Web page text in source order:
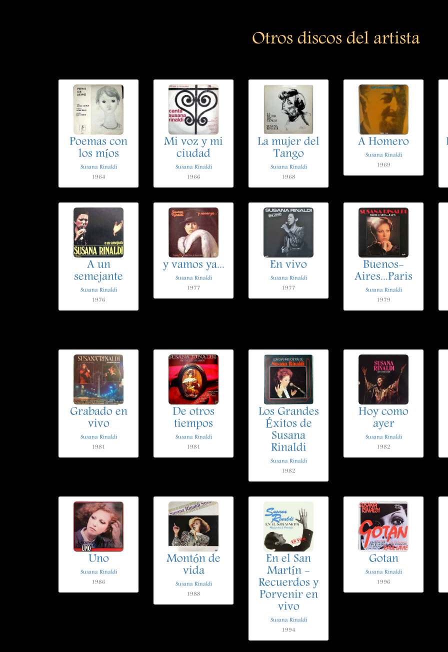
Otros discos del artista
Poemas con
los míos
Susana Rinaldi
1964
Mi voz y mi
ciudad
Susana Rinaldi
1966
La mujer del
Tango
Susana Rinaldi
1968
A Homero
Susana Rinaldi
1969
A un
semejante
Susana Rinaldi
1976
y vamos ya...
Susana Rinaldi
1977
En vivo
Susana Rinaldi
1977
Buenos-
Aires...Paris
Susana Rinaldi
1979
Grabado en
vivo
Susana Rinaldi
1981
De otros
tiempos
Susana Rinaldi
1981
Los Grandes
Éxitos de
Susana
Rinaldi
Susana Rinaldi
1982
Hoy como
ayer
Susana Rinaldi
1982
Uno
Susana Rinaldi
1986
Montón de
vida
Susana Rinaldi
1988
En el San
Martín -
Recuerdos y
Porvenir en
vivo
Susana Rinaldi
1994
Gotan
Susana Rinaldi
1996